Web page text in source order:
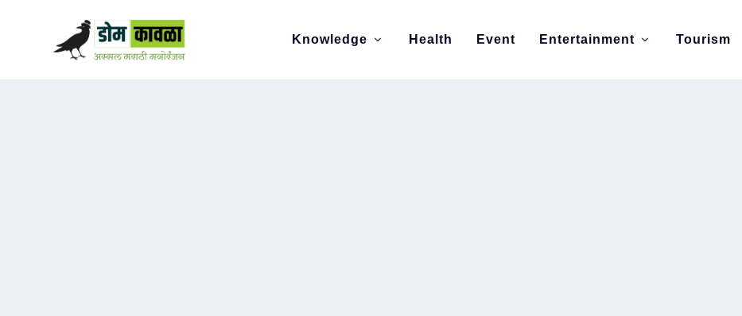
Knowledge Health Event Entertainment Tourism